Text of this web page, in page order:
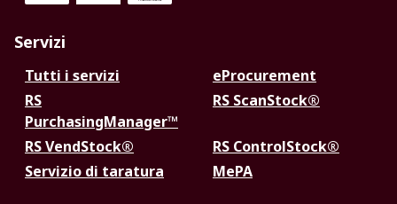
Servizi
Tutti i servizi
eProcurement
RS
PurchasingManager™
RS ScanStock®
RS VendStock®
RS ControlStock®
Servizio di taratura
MePA